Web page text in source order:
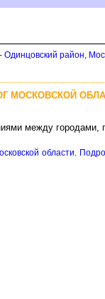
район,
МОСКОВСКОЙ
между городами,
области.